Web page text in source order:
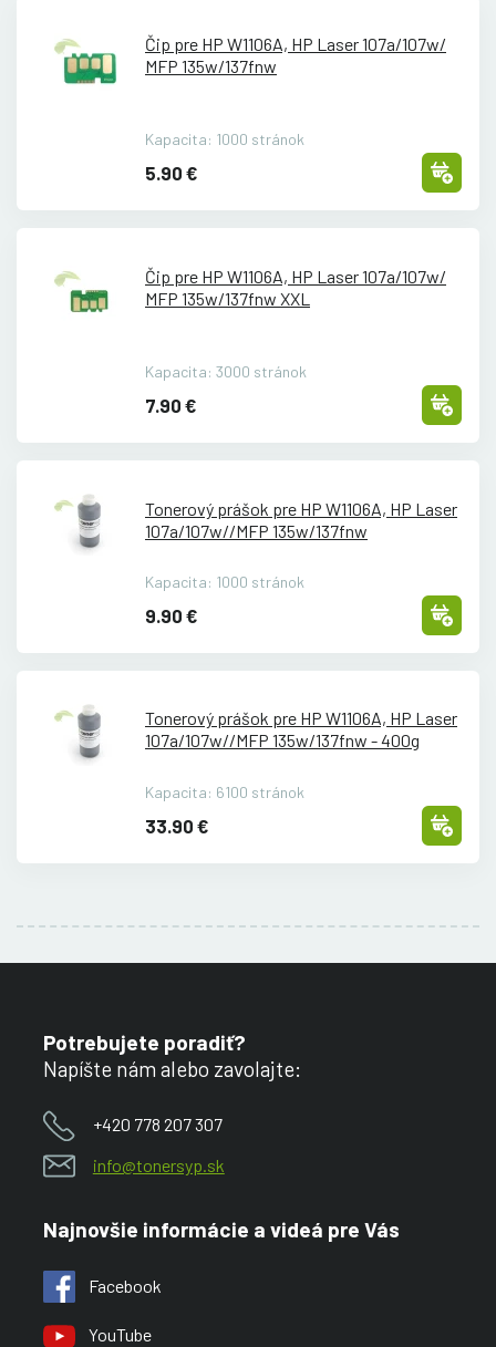
Čip pre HP W1106A, HP Laser 107a/107w/
MFP 135w/137fnw
Kapacita: 1000 stránok
5.90 €
Čip pre HP W1106A, HP Laser 107a/107w/
MFP 135w/137fnw XXL
Kapacita: 3000 stránok
7.90 €
Tonerový prášok pre HP W1106A, HP Laser
107a/107w//MFP 135w/137fnw
Kapacita: 1000 stránok
9.90 €
Tonerový prášok pre HP W1106A, HP Laser
107a/107w//MFP 135w/137fnw - 400g
Kapacita: 6100 stránok
33.90 €
Potrebujete poradiť?
Napíšte nám alebo zavolajte:
+420 778 207 307
info@tonersyp.sk
Najnovšie informácie a videá pre Vás
Facebook
YouTube